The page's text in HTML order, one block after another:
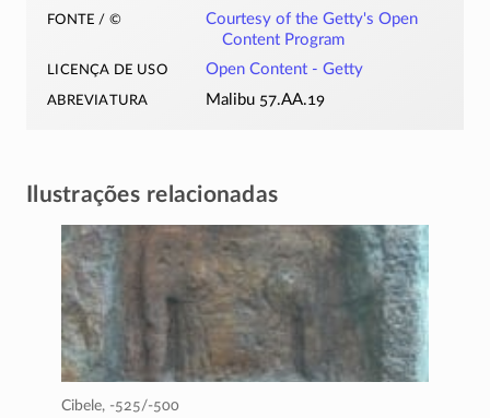
fonte / ©
Courtesy of the Getty's Open
Content Program
licença de uso Open Content - Getty
abreviatura Malibu 57.AA.19
Ilustrações relacionadas
Cibele, -525/-500